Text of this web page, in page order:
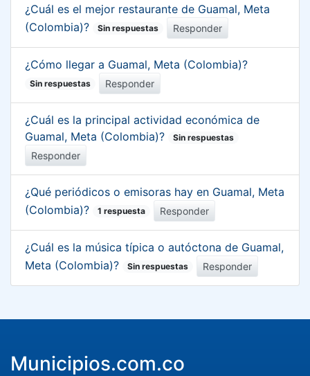
¿Cuál es el mejor restaurante de Guamal, Meta
(Colombia)?
Sin respuestas Responder
¿Cómo llegar a Guamal, Meta (Colombia)?
Sin respuestas Responder
¿Cuál es la principal actividad económica de
Guamal, Meta (Colombia)?
Sin respuestas
Responder
¿Qué periódicos o emisoras hay en Guamal, Meta
(Colombia)?
1 respuesta Responder
¿Cuál es la música típica o autóctona de Guamal,
Meta (Colombia)?
Sin respuestas Responder
Municipios.com.co